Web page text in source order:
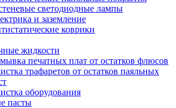
светодиодные лампы
и заземление
коврики
жидкости
печатных плат от остатков флюсов
трафаретов от остатков паяльных
оборудования
пасты